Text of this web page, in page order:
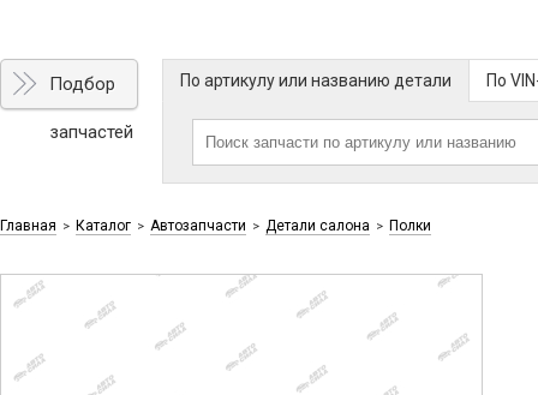
Подбор
запчастей
По артикулу или названию детали По
Главная > Каталог > Автозапчасти > Детали салона > Полки